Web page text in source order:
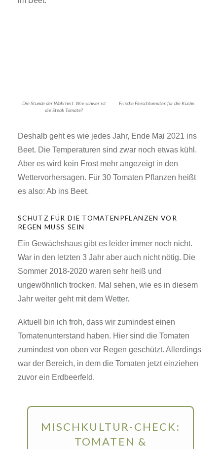
Die Stunde der Wahrheit: Wie schwer ist
die Steak Tomate?
Frische Fleischtomaten für die Küche.
Deshalb geht es wie jedes Jahr, Ende Mai 2021 ins
Beet. Die Temperaturen sind zwar noch etwas kühl.
Aber es wird kein Frost mehr angezeigt in den
Wettervorhersagen. Für 30 Tomaten Pflanzen heißt
es also: Ab ins Beet.
SCHUTZ FÜR DIE TOMATENPFLANZEN VOR
REGEN MUSS SEIN
Ein Gewächshaus gibt es leider immer noch nicht.
War in den letzten 3 Jahr aber auch nicht nötig. Die
Sommer 2018-2020 waren sehr heiß und
ungewöhnlich trocken. Mal sehen, wie es in diesem
Jahr weiter geht mit dem Wetter.
Aktuell bin ich froh, dass wir zumindest einen
Tomatenunterstand haben. Hier sind die Tomaten
zumindest von oben vor Regen geschützt. Allerdings
war der Bereich, in dem die Tomaten jetzt einziehen
zuvor ein Erdbeerfeld.
MISCHKULTUR-CHECK:
TOMATEN &